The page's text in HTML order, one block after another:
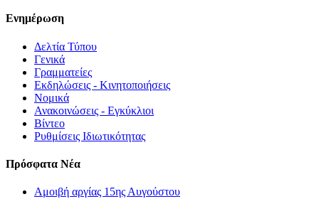
Ενημέρωση
Δελτία Τύπου
Γενικά
Γραμματείες
Εκδηλώσεις - Κινητοποιήσεις
Νομικά
Ανακοινώσεις - Εγκύκλιοι
Βίντεο
Ρυθμίσεις Ιδιωτικότητας
Πρόσφατα Νέα
Αμοιβή αργίας 15ης Αυγούστου